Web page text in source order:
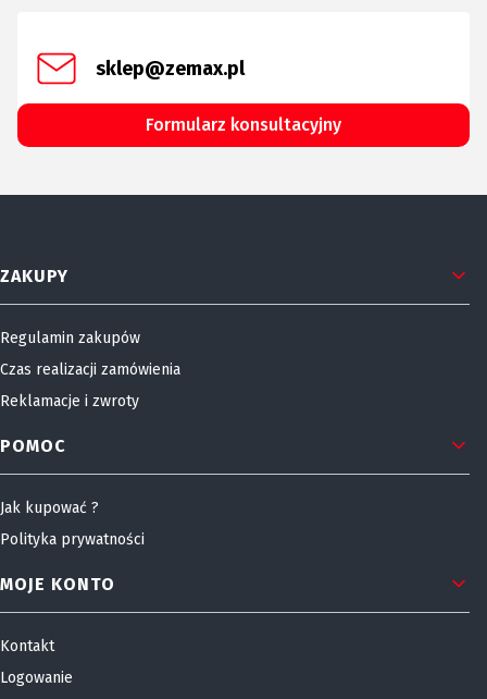
sklep@zemax.pl
Formularz konsultacyjny
Linki w stopce
ZAKUPY
Regulamin zakupów
Czas realizacji zamówienia
Reklamacje i zwroty
POMOC
Jak kupować ?
Polityka prywatności
MOJE KONTO
Kontakt
Logowanie